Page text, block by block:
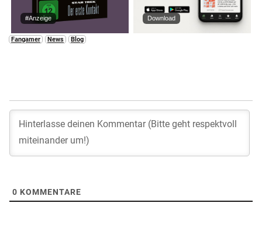
#Anzeige Download
Fangamer News Blog
0 KOMMENTARE